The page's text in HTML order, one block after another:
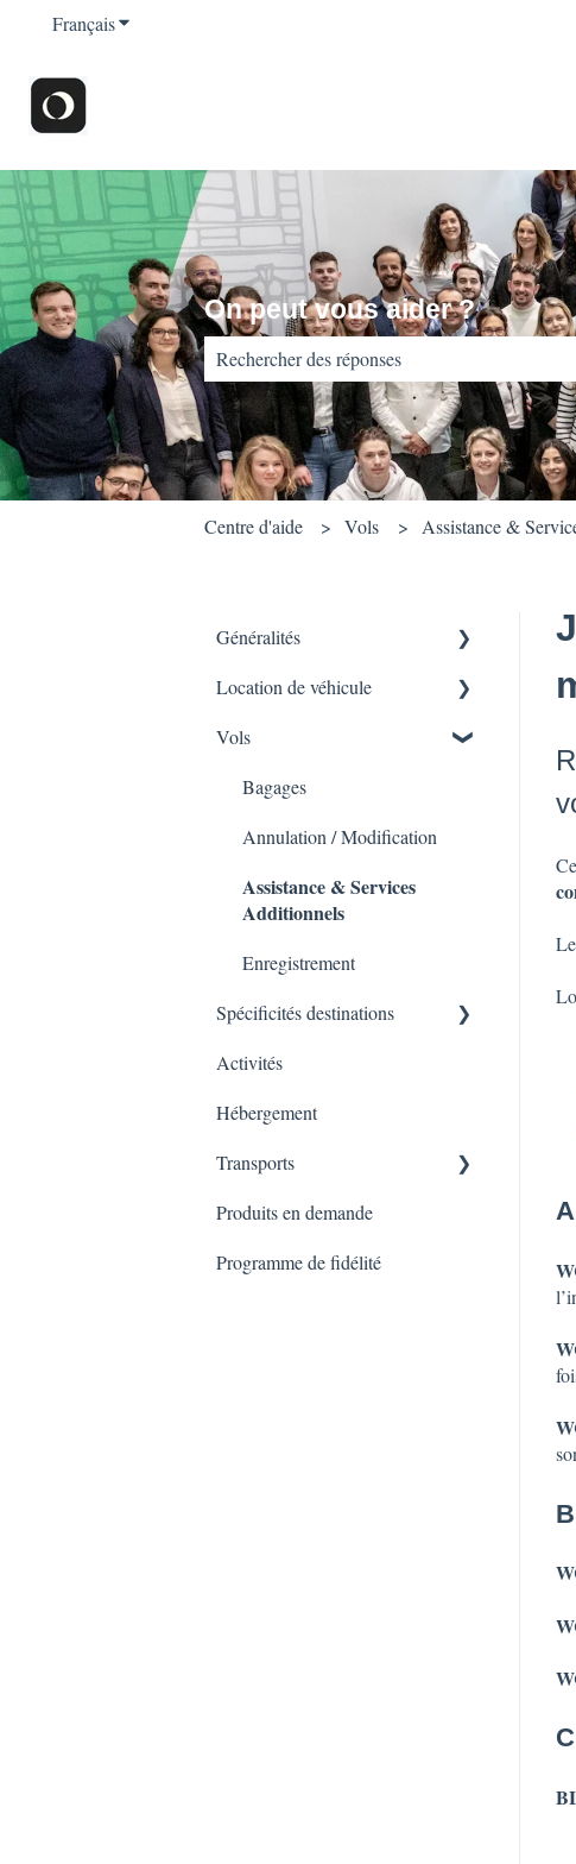
FrançaisAfficher le sous-menu pour les traductions
On peut vous aider ?
Il n'y a aucune suggestion car le champ de
Centre d'aide Vols Assistance &
Généralités
CGV'S
Utilisation Plateforme
Facturation
Autres questions générales
Modifications
Location de véhicule
Conducteur / Formalités de
Options à régler à la prise du
Vols
Bagages
Annulation / Modification
Assistance & Services
Additionnels
Enregistrement
Spécificités destinations
Amérique du Nord
Amérique Latine
Europe
Asie
Japon
Activités
Hébergement
Transports
Transferts
Train
Produits en demande
Programme de fidélité